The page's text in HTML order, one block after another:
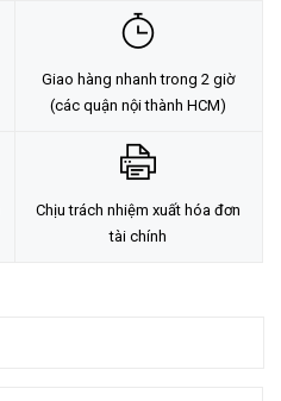
Giao hàng nhanh trong 2 giờ
(các quận nội thành HCM)
Chịu trách nhiệm xuất hóa đơn
tài chính